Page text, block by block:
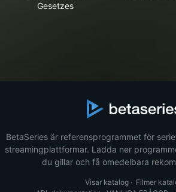
Gesetzes
BetaSeries är referensprogrammet för
streamingplattformar. Ladda ner
du gillar och få omedelbara
Visar katalog · Filmer